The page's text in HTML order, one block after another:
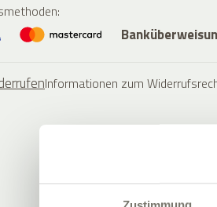
Zustimmung
:
Informationen zum